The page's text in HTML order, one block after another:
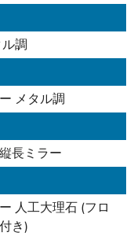
調
メタル調
長ミラー
人工大理石 (フロ
き)